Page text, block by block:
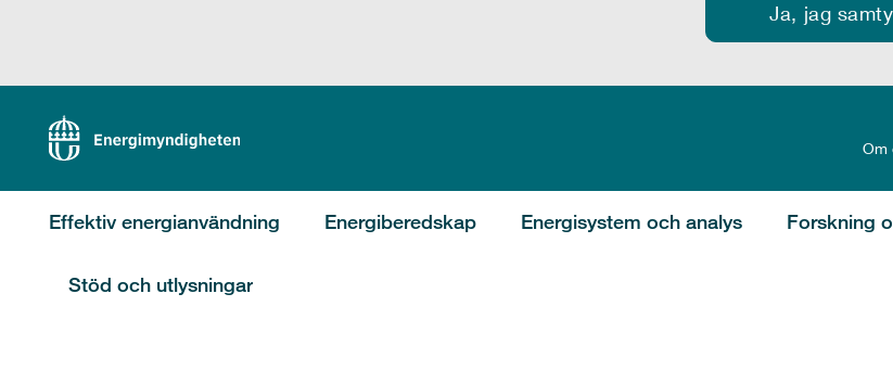
Ja, jag
Om
Effektiv energianvändning Energiberedskap Energisystem och analys Forskning
Stöd och utlysningar